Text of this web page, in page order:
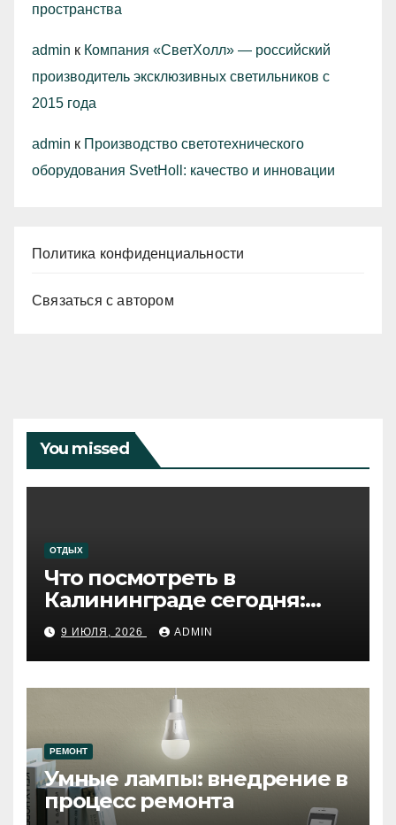
пространства
admin к Компания «СветХолл» — российский
производитель эксклюзивных светильников с
2015 года
admin к Производство светотехнического
оборудования SvetHoll: качество и инновации
Политика конфиденциальности
Связаться с автором
You missed
ОТДЫХ
Что посмотреть в
Калининграде сегодня:
путеводитель по самому
западному городу России
9 ИЮЛЯ, 2026 ADMIN
РЕМОНТ
Умные лампы: внедрение в
процесс ремонта